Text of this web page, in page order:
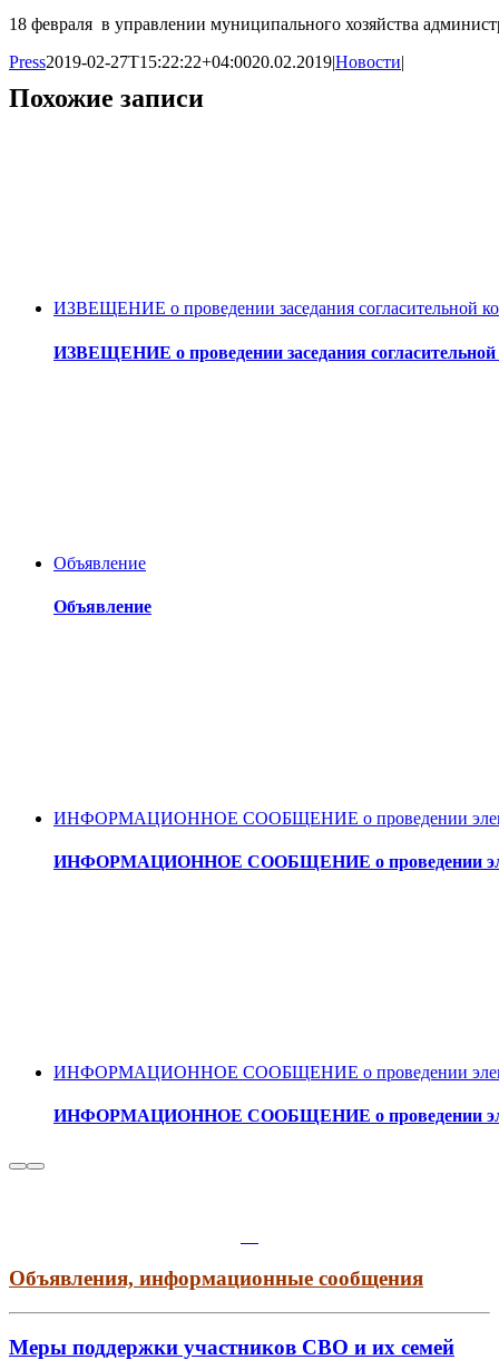
18 февраля в управлении муниципального хозяйства
Press2019-02-27T15:22:22+04:0020.02.2019|Новости|
Похожие записи
ИЗВЕЩЕНИЕ о проведении заседания согласительной
ИЗВЕЩЕНИЕ о проведении заседания
Объявление
Объявление
ИНФОРМАЦИОННОЕ СООБЩЕНИЕ о проведении
ИНФОРМАЦИОННОЕ СООБЩЕНИЕ о проведении
ИНФОРМАЦИОННОЕ СООБЩЕНИЕ о проведении
ИНФОРМАЦИОННОЕ СООБЩЕНИЕ о проведении
Объявления, информационные сообщения
Меры поддержки участников СВО и их семей